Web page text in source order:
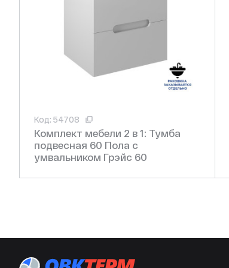
Код: 54708
Комплект мебели 2 в 1: Тумба
подвесная 60 Пола с
умвальником Грэйс 60